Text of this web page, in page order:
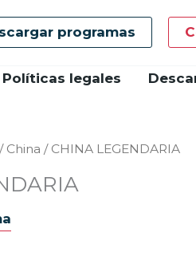
programas
Políticas legales
/ China / CHINA LEGENDARIA